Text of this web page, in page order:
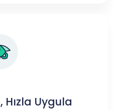
Hızla Uygula